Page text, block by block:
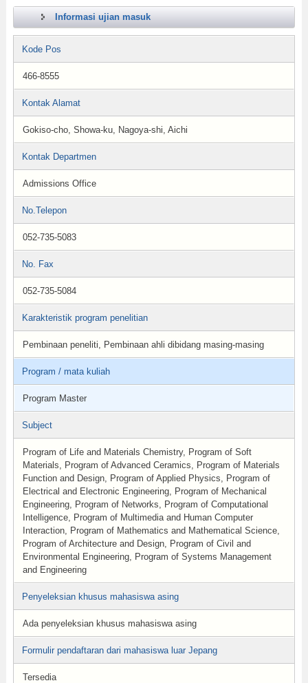
Informasi ujian masuk
Kode Pos
466-8555
Kontak Alamat
Gokiso-cho, Showa-ku, Nagoya-shi, Aichi
Kontak Departmen
Admissions Office
No.Telepon
052-735-5083
No. Fax
052-735-5084
Karakteristik program penelitian
Pembinaan peneliti, Pembinaan ahli dibidang masing-masing
Program / mata kuliah
Program Master
Subject
Program of Life and Materials Chemistry, Program of Soft
Materials, Program of Advanced Ceramics, Program of Materials
Function and Design, Program of Applied Physics, Program of
Electrical and Electronic Engineering, Program of Mechanical
Engineering, Program of Networks, Program of Computational
Intelligence, Program of Multimedia and Human Computer
Interaction, Program of Mathematics and Mathematical Science,
Program of Architecture and Design, Program of Civil and
Environmental Engineering, Program of Systems Management
and Engineering
Penyeleksian khusus mahasiswa asing
Ada penyeleksian khusus mahasiswa asing
Formulir pendaftaran dari mahasiswa luar Jepang
Tersedia